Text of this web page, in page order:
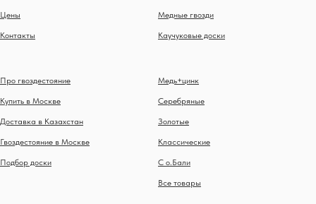
Цены
Контакты
Медные гвозди
Каучуковые доски
Про гвоздестояние
Купить в Москве
Доставка в Казахстан
Гвоздестояние в Москве
Подбор доски
Медь+цинк
Серебряные
Золотые
Классические
С о.Бали
Все товары